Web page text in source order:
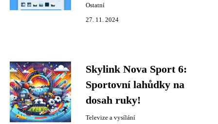
Ostatní
27. 11. 2024
Skylink Nova Sport 6:
Sportovní lahůdky na
dosah ruky!
Televize a vysílání